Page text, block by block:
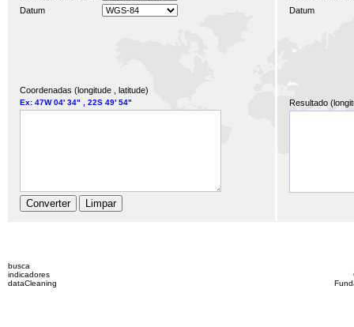
Datum
Coordenadas (longitude , latitude)
Ex: 47W 04' 34" , 22S 49' 54"
Datum
Resultado
busca
indicadores
dataCleaning